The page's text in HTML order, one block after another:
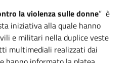
la violenza sulle donne” è
iniziativa alla quale hanno
e militari nella duplice veste
multimediali realizzati dai